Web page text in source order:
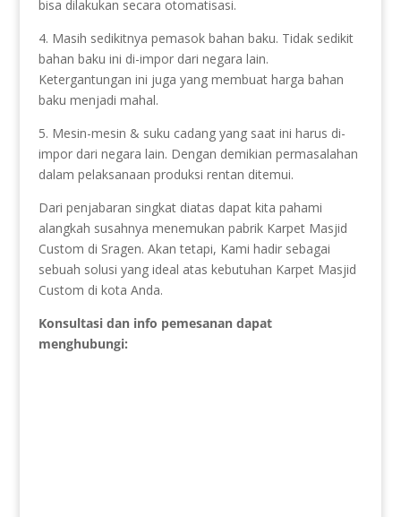
bisa dilakukan secara otomatisasi.
4. Masih sedikitnya pemasok bahan baku. Tidak sedikit
bahan baku ini di-impor dari negara lain.
Ketergantungan ini juga yang membuat harga bahan
baku menjadi mahal.
5. Mesin-mesin & suku cadang yang saat ini harus di-
impor dari negara lain. Dengan demikian permasalahan
dalam pelaksanaan produksi rentan ditemui.
Dari penjabaran singkat diatas dapat kita pahami
alangkah susahnya menemukan pabrik Karpet Masjid
Custom di Sragen. Akan tetapi, Kami hadir sebagai
sebuah solusi yang ideal atas kebutuhan Karpet Masjid
Custom di kota Anda.
Konsultasi dan info pemesanan dapat
menghubungi: